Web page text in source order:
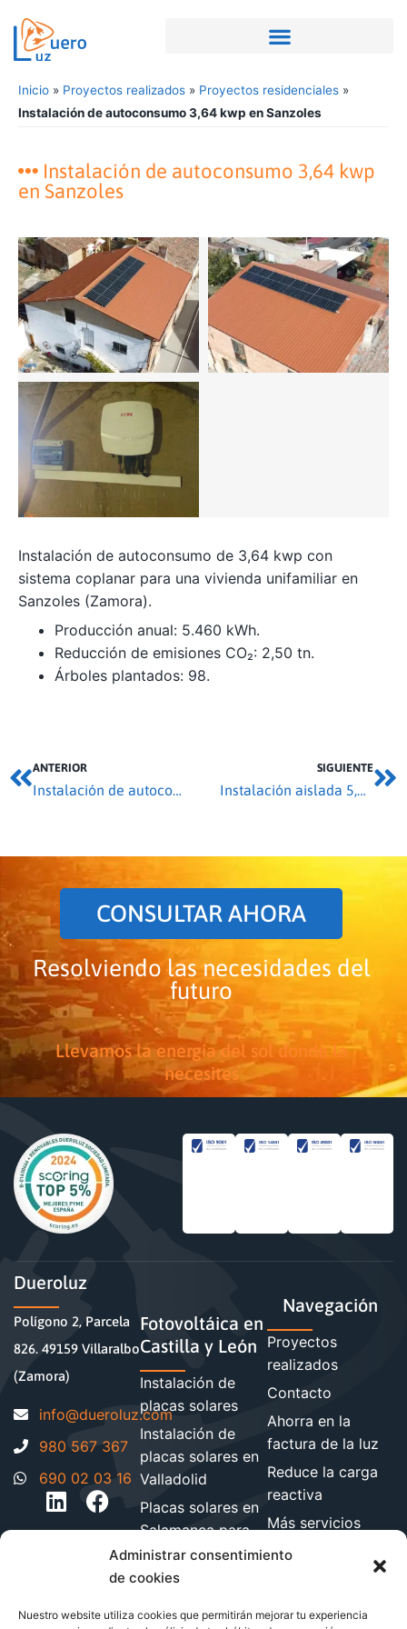
Administrar consentimiento
de cookies
Nuestro website utiliza cookies que permitirán mejorar tu experiencia
Inicio » Proyectos realizados » Proyectos residenciales »
Instalación de autoconsumo 3,64 kwp en Sanzoles
Instalación de autoconsumo 3,64 kwp
en Sanzoles
Instalación de autoconsumo de 3,64 kwp con
sistema coplanar para una vivienda unifamiliar en
Sanzoles (Zamora).
Producción anual: 5.460 kWh.
Reducción de emisiones CO₂: 2,50 tn.
Árboles plantados: 98.
ANTERIOR SIGUIENTE
CONSULTAR AHORA
Resolviendo las necesidades del
futuro
Llevamos la energía del sol donde la
necesites
Dueroluz
Polígono 2, Parcela
826. 49159 Villaralbo
(Zamora)
moc.zuloreud@ofni
980 567 367
690 02 03 16
Fotovoltáica en
Castilla y León
Instalación de
placas solares
Instalación de
placas solares en
Valladolid
Placas solares en
Salamanca para
hogares y
empresa
Navegación
Proyectos
realizados
Contacto
Ahorra en la
factura de la luz
Reduce la carga
reactiva
Más servicios
energéticos
Blog de energía y